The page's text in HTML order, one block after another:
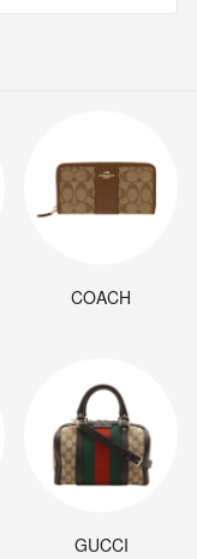
COACH
GUCCI